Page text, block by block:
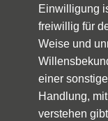
Einwilligung
freiwillig für
Weise und
einer
Handlung,
verstehen